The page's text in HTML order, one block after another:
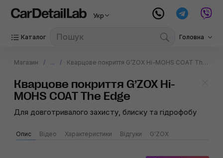
Укр
Каталог Головна
Магазин ... Кварцове покриття G’ZOX Hi-MOHS COAT The Edge
Кварцове покриття G’ZOX Hi-
MOHS COAT The Edge
Для довготривалого захисту, блиску та гідрофобу
Опис Відео Характеристики Відгуки G'ZOX